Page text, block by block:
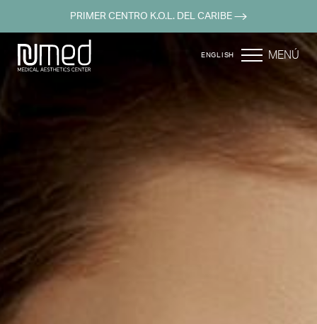
PRIMER CENTRO K.O.L. DEL CARIBE
ENGLISH MENÚ